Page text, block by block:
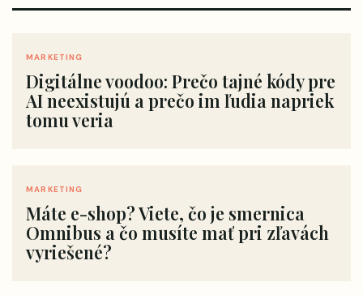
MARKETING
Digitálne voodoo: Prečo tajné kódy pre
AI neexistujú a prečo im ľudia napriek
tomu veria
MARKETING
Máte e-shop? Viete, čo je smernica
Omnibus a čo musíte mať pri zľavách
vyriešené?